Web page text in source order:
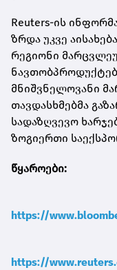
Reuters-ის
ზრდა უკვე
რეგიონი
მნიშვნელოვანი
თავდასხმებმა
სადაზღვევო
ზოგიერთი
წყაროები:
https://
https://